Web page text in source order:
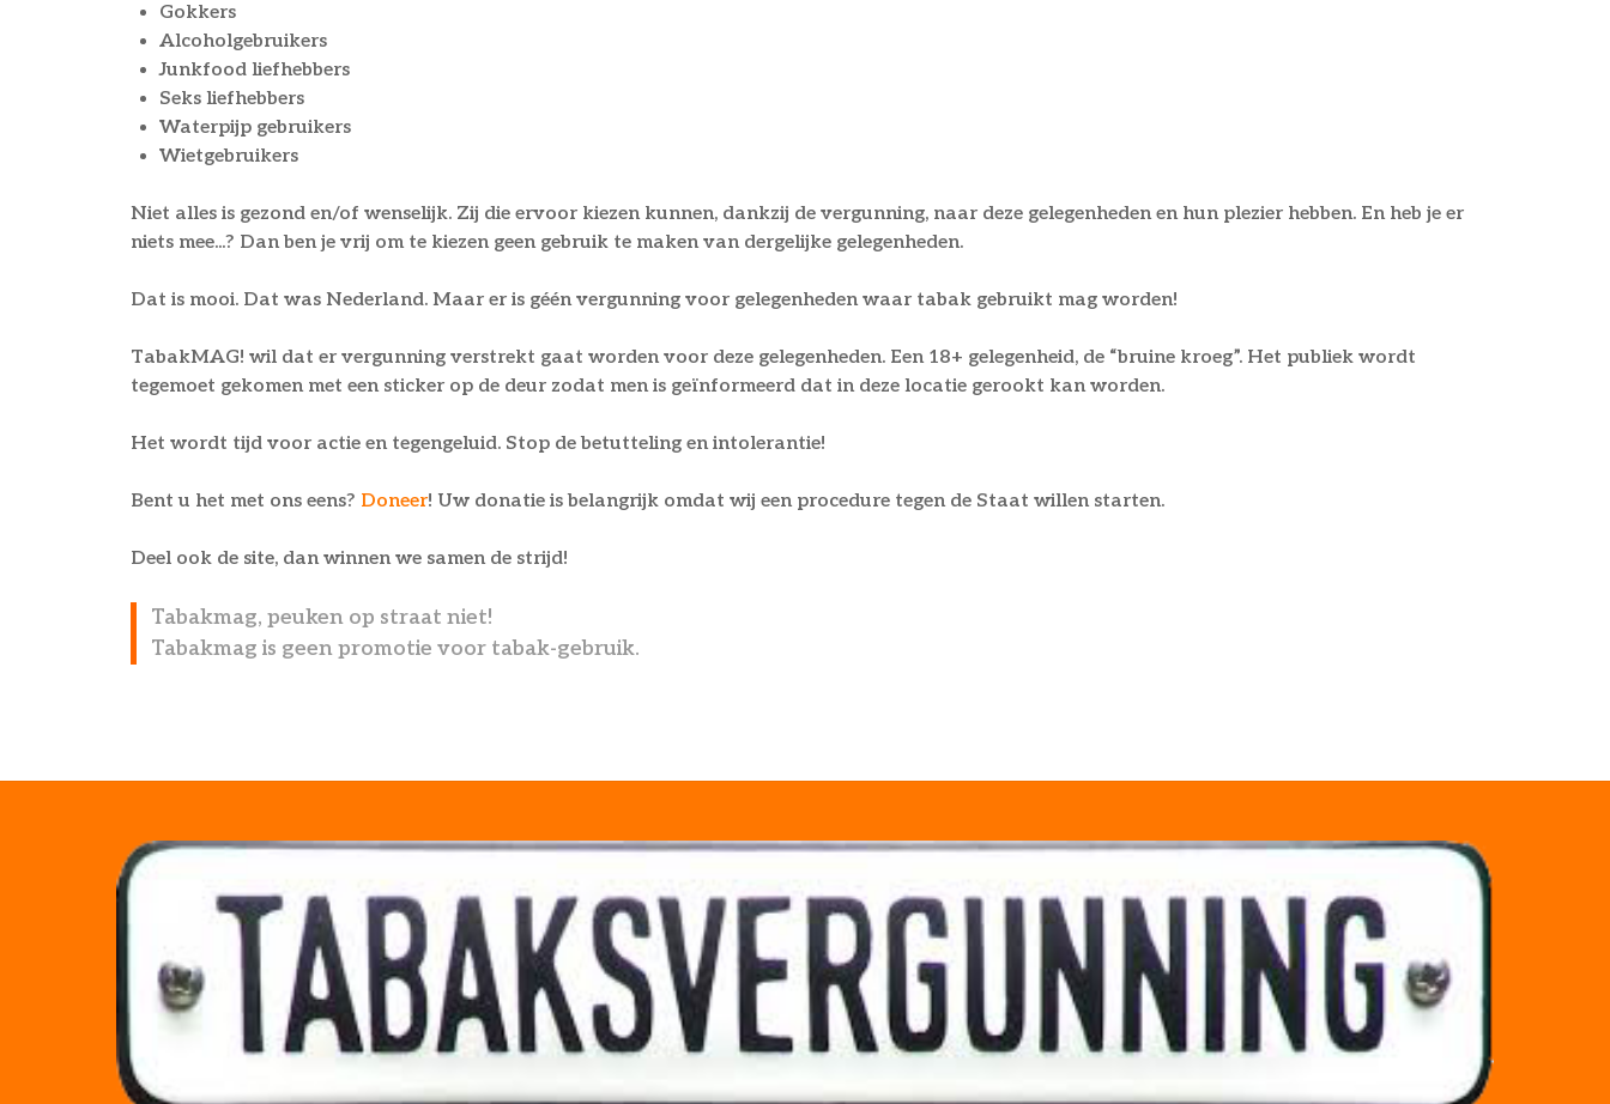
Gokkers
Alcoholgebruikers
Junkfood liefhebbers
Seks liefhebbers
Waterpijp gebruikers
Wietgebruikers
Niet alles is gezond en/of wenselijk. Zij die ervoor kiezen kunnen, dankzij de vergunning, naar deze gelegenheden en hun plezier hebben. En heb je er
niets mee...? Dan ben je vrij om te kiezen geen gebruik te maken van dergelijke gelegenheden.
Dat is mooi. Dat was Nederland. Maar er is géén vergunning voor gelegenheden waar tabak gebruikt mag worden!
TabakMAG! wil dat er vergunning verstrekt gaat worden voor deze gelegenheden. Een 18+ gelegenheid, de “bruine kroeg”. Het publiek wordt
tegemoet gekomen met een sticker op de deur zodat men is geïnformeerd dat in deze locatie gerookt kan worden.
Het wordt tijd voor actie en tegengeluid. Stop de betutteling en intolerantie!
Bent u het met ons eens? Doneer! Uw donatie is belangrijk omdat wij een procedure tegen de Staat willen starten.
Deel ook de site, dan winnen we samen de strijd!
Tabakmag, peuken op straat niet!
Tabakmag is geen promotie voor tabak-gebruik.